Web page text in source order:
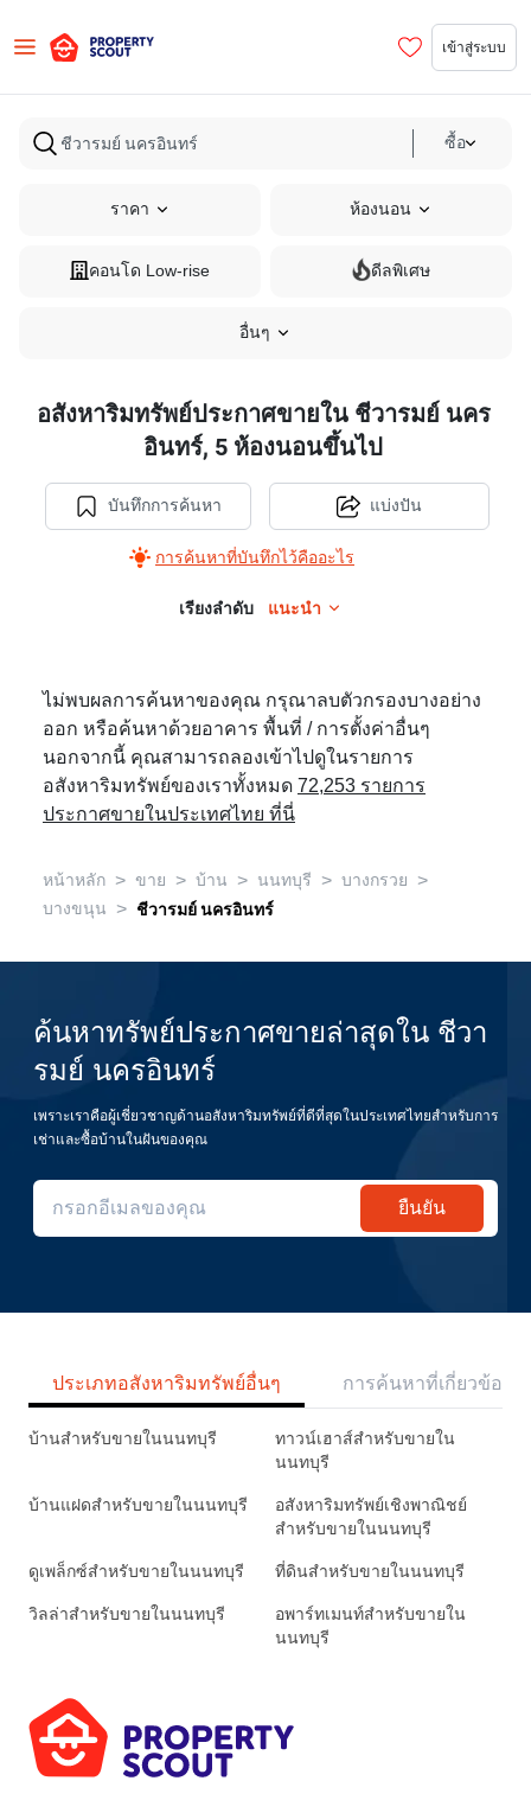
เข้าสู่ระบบ
ซื้อ
ราคา ห้องนอน
คอนโด Low-rise ดีลพิเศษ
อื่นๆ
อสังหาริมทรัพย์ประกาศขายใน ชีวารมย์ นคร
อินทร์, 5 ห้องนอนขึ้นไป
บันทึกการค้นหา
การค้นหาที่บันทึกไว้คืออะไร
แบ่งปัน
เรียงลำดับ แนะนำ
ไม่พบผลการค้นหาของคุณ กรุณาลบตัวกรองบางอย่าง
ออก หรือค้นหาด้วยอาคาร พื้นที่ / การตั้งค่าอื่นๆ
นอกจากนี้ คุณสามารถลองเข้าไปดูในรายการ
อสังหาริมทรัพย์ของเราทั้งหมด 72,253 รายการ
ประกาศขายในประเทศไทย ที่นี่
หน้าหลัก > ขาย > บ้าน > นนทบุรี > บางกรวย >
บางขนุน > ชีวารมย์ นครอินทร์
ค้นหาทรัพย์ประกาศขายล่าสุดใน ชีวา
รมย์ นครอินทร์
เพราะเราคือผู้เชี่ยวชาญด้านอสังหาริมทรัพย์ที่ดีที่สุดในประเทศไทยสำหรับการ
เช่าและซื้อบ้านในฝันของคุณ
ยืนยัน
ประเภทอสังหาริมทรัพย์อื่นๆ การค้นหาที่เกี่ยวข้อง
บ้านสำหรับขายในนนทบุรี
ทาวน์เฮาส์สำหรับขายใน
นนทบุรี
บ้านแฝดสำหรับขายในนนทบุรี
อสังหาริมทรัพย์เชิงพาณิชย์
สำหรับขายในนนทบุรี
ดูเพล็กซ์สำหรับขายในนนทบุรี ที่ดินสำหรับขายในนนทบุรี
วิลล่าสำหรับขายในนนทบุรี
อพาร์ทเมนท์สำหรับขายใน
นนทบุรี